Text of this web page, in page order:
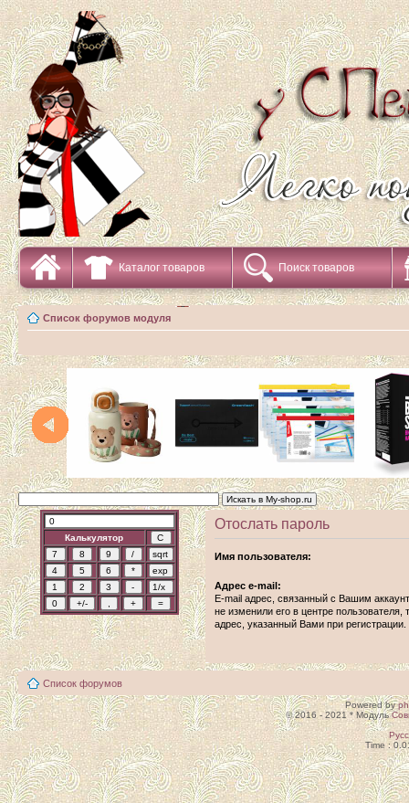
Каталог товаров Поиск товаров
Список форумов модуля
Калькулятор
Отослать пароль
Имя пользователя:
Адрес e-mail:
E-mail адрес, связанный с Вашим
не изменили его в центре пользователя,
адрес, указанный Вами при регистрации.
Список форумов
Powered by
© 2016 - 2021 * Модуль
Time :